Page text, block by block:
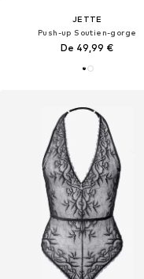
JETTE
Push-up Soutien-gorge
De 49,99 €